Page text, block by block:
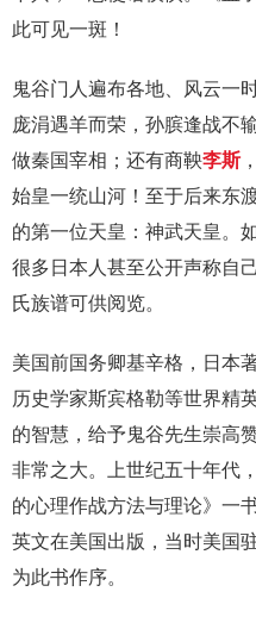
此可见一斑！
鬼谷门人遍布各地、风云一
庞涓遇羊而荣，孙膑逢战不
做秦国宰相；还有商鞅李斯
始皇一统山河！至于后来东
的第一位天皇：神武天皇。
很多日本人甚至公开声称自
氏族谱可供阅览。
美国前国务卿基辛格，日本
历史学家斯宾格勒等世界精
的智慧，给予鬼谷先生崇高
非常之大。上世纪五十年代
的心理作战方法与理论》一
英文在美国出版，当时美国
为此书作序。